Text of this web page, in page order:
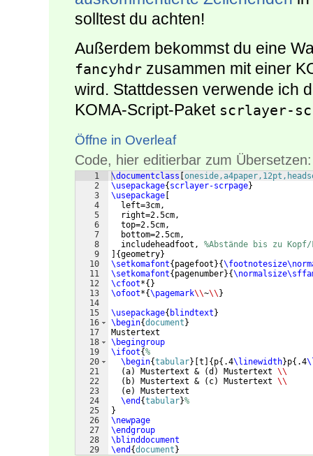
solltest du achten!
Außerdem bekommst du eine
fancyhdr zusammen mit einer
wird. Stattdessen verwende ich
KOMA-Script-Paket scrlayer-
Öffne in Overleaf
Code, hier editierbar zum Übersetzen:
1
2
3
4
5
6
7
8
9
10
11
12
13
14
15
16
17
18
19
20
21
22
23
24
25
26
27
28
29
\documentclass
\usepackage{ scrlayer-scrpage}
\usepackage
  left=3cm,
  right=2.5cm,
  top=2.5cm,
  bottom=2.5cm,
  includeheadfoot,
%Abstände bis zu
{geometry}
\setkomafont{ pagefoot }{
\setkomafont{ pagenumber}{
\cfoot*{ }
\ofoot*{\pagemark\\~\\ }
\usepackage{ blindtext }
\begin{document }
Mustertext
\begingroup
\ifoot{%
\begin{tabular} t { p{ .4\linewidth}p{ .4
(a) Mustertext & (d ) Mustertext \\
( b) Mustertext & ( c) Mustertext \\
(e)
Mustertext
\end {tabular}%
}
\newpage
\endgroup
\blinddocument
\end {document }